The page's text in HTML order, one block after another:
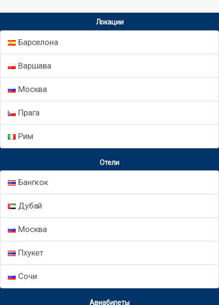
Локации
Барселона
Варшава
Москва
Прага
Рим
Отели
Бангкок
Дубай
Москва
Пхукет
Сочи
Авиабилеты